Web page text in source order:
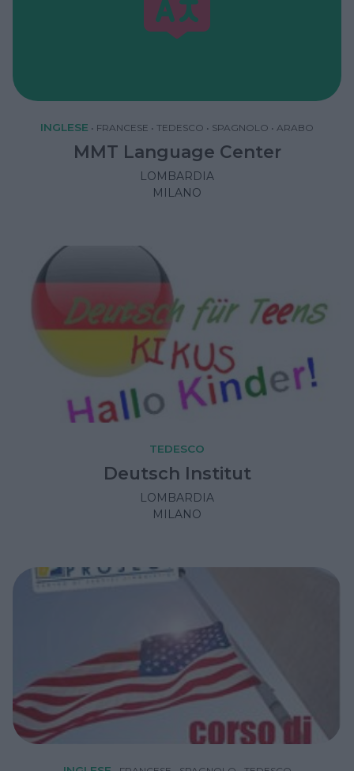
INGLESE • FRANCESE • TEDESCO • SPAGNOLO • ARABO
MMT Language Center
LOMBARDIA
MILANO
TEDESCO
Deutsch Institut
LOMBARDIA
MILANO